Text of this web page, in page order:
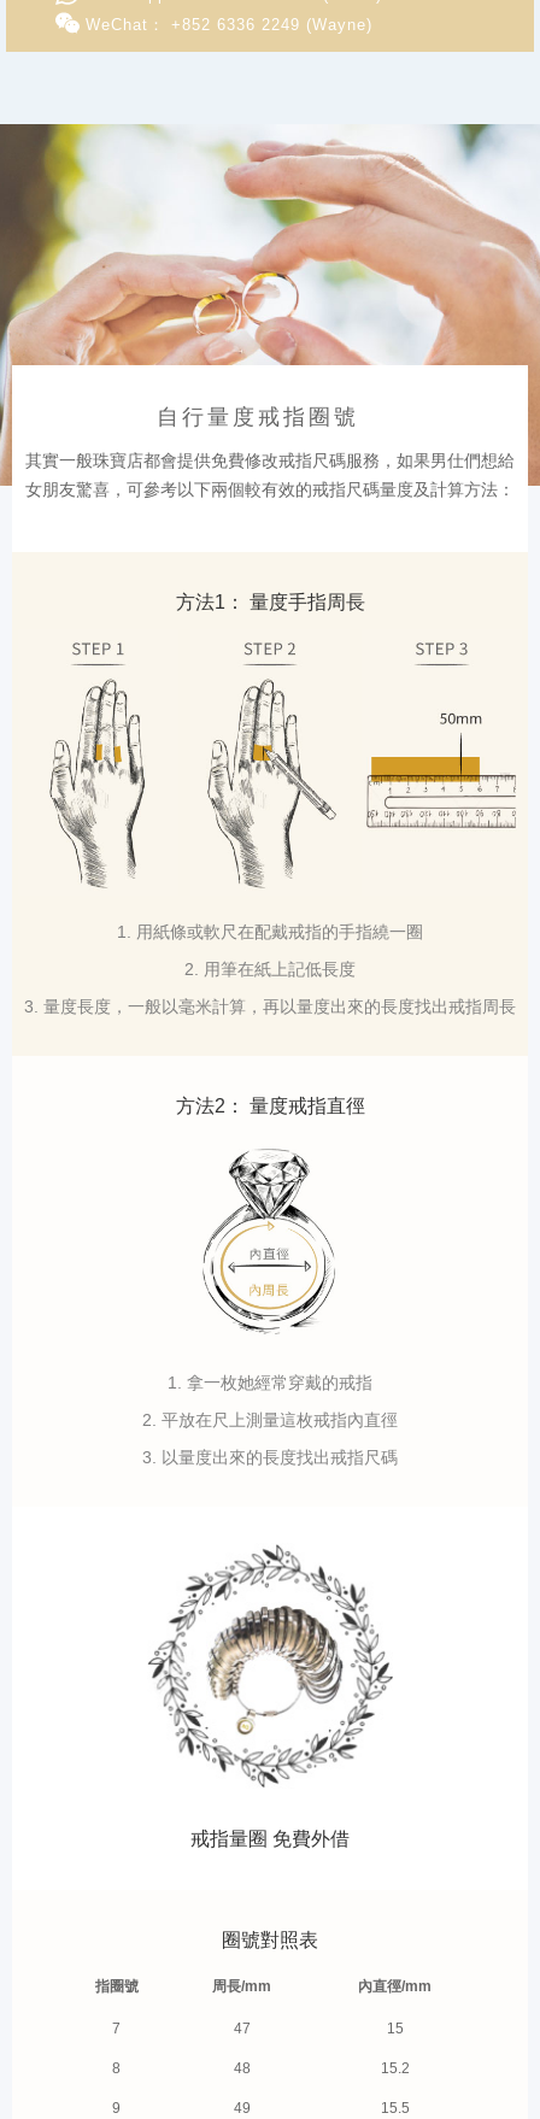
WeChat： +852 6336 2249 (Wayne)
自行量度戒指圈號
其實一般珠寶店都會提供免費修改戒指尺碼服務，如果男仕們想給
女朋友驚喜，可參考以下兩個較有效的戒指尺碼量度及計算方法：
方法1： 量度手指周長
1. 用紙條或軟尺在配戴戒指的手指繞一圈
2. 用筆在紙上記低長度
3. 量度長度，一般以毫米計算，再以量度出來的長度找出戒指周長
方法2： 量度戒指直徑
1. 拿一枚她經常穿戴的戒指
2. 平放在尺上測量這枚戒指內直徑
3. 以量度出來的長度找出戒指尺碼
戒指量圈 免費外借
圈號對照表
指圈號 周長/mm 內直徑/mm
7 47 15
8 48 15.2
9 49 15.5